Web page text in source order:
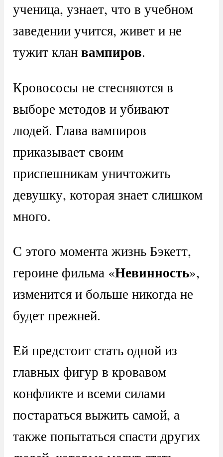
ученица, узнает, что в учебном
заведении учится, живет и не
тужит кланвампиров.
Кровососы не стесняются в
выборе методов и убивают
людей. Глава вампиров
приказывает своим
приспешникам уничтожить
девушку, которая знает слишком
много.
С этого момента жизнь Бэкетт,
героине фильма «Невинность»,
изменится и больше никогда не
будет прежней.
Ей предстоит стать одной из
главных фигур в кровавом
конфликте и всеми силами
постараться выжить самой, а
также попытаться спасти других